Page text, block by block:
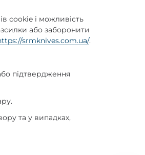
cookie і можливість
або заборонити
srmknives.com.ua/.
підтвердження
та у випадках,